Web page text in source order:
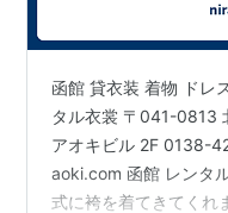
函館 貸衣装 着物 ドレ
タル衣裳 〒041-0813
アオキビル 2F 0138-
aoki.com 函館 レンタ
式に袴を着てきてくれ